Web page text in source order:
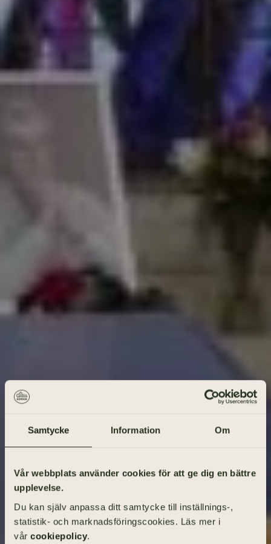
Samtycke Information Om
Vår webbplats använder cookies för att ge dig en bättre
upplevelse.
Du kan själv anpassa ditt samtycke till inställnings-,
statistik- och marknadsföringscookies. Läs mer i
vår cookiepolicy.
Gå på begravning